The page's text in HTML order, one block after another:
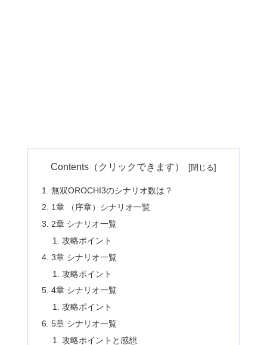
Contents（クリックできます）
無双OROCHI3のシナリオ数は？
1章 （序章）シナリオ一覧
2章 シナリオ一覧
攻略ポイント
3章 シナリオ一覧
攻略ポイント
4章 シナリオ一覧
攻略ポイント
5章 シナリオ一覧
攻略ポイントと感想